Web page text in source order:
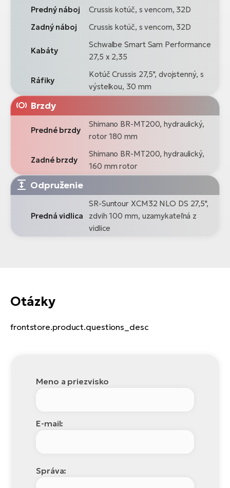
Predný náboj
Crussis kotúč, s vencom, 32D
Zadný náboj
Crussis kotúč, s vencom, 32D
Kabáty
Schwalbe Smart Sam Performance
27,5 x 2,35
Ráfiky
Kotúč Crussis 27,5", dvojstenný, s
výstelkou, 30 mm
Brzdy
Predné brzdy
Shimano BR-MT200, hydraulický,
rotor 180 mm
Zadné brzdy
Shimano BR-MT200, hydraulický,
160 mm rotor
Odpruženie
Predná vidlica
SR-Suntour XCM32 NLO DS 27,5",
zdvih 100 mm, uzamykateľná z
vidlice
Otázky
frontstore.product.questions_desc
Meno a priezvisko
E-mail:
Správa: